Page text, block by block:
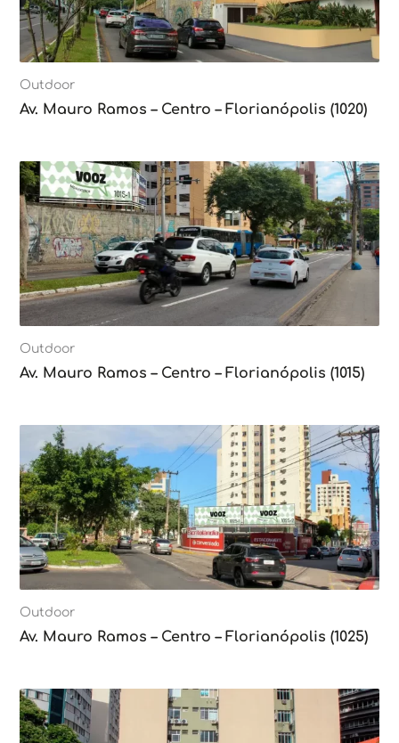
Outdoor
Av. Mauro Ramos – Centro – Florianópolis (1020)
Outdoor
Av. Mauro Ramos – Centro – Florianópolis (1015)
Outdoor
Av. Mauro Ramos – Centro – Florianópolis (1025)